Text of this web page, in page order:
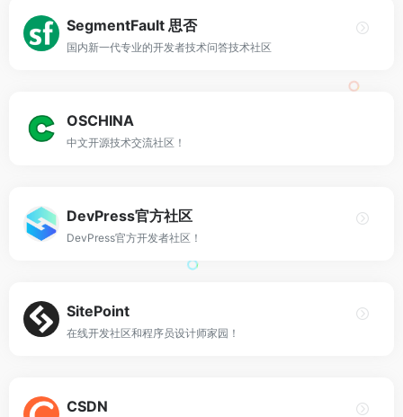
SegmentFault 思否
国内新一代专业的开发者技术问答技术社区
OSCHINA
中文开源技术交流社区！
DevPress官方社区
DevPress官方开发者社区！
SitePoint
在线开发社区和程序员设计师家园！
CSDN